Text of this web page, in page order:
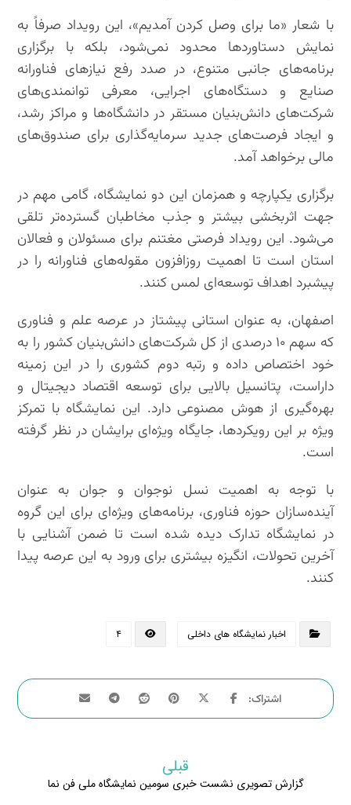
با شعار «ما برای وصل کردن آمدیم»، این رویداد صرفاً به
نمایش دستاوردها محدود نمی‌شود، بلکه با برگزاری
برنامه‌های جانبی متنوع، در صدد رفع نیازهای فناورانه
صنایع و دستگاه‌های اجرایی، معرفی توانمندی‌های
شرکت‌های دانش‌بنیان مستقر در دانشگاه‌ها و مراکز رشد،
و ایجاد فرصت‌های جدید سرمایه‌گذاری برای صندوق‌های
مالی برخواهد آمد.
برگزاری یکپارچه و همزمان این دو نمایشگاه، گامی مهم در
جهت اثربخشی بیشتر و جذب مخاطبان گسترده‌تر تلقی
می‌شود. این رویداد فرصتی مغتنم برای مسئولان و فعالان
استان است تا اهمیت روزافزون مقوله‌های فناورانه را در
پیشبرد اهداف توسعه‌ای لمس کنند.
اصفهان، به عنوان استانی پیشتاز در عرصه علم و فناوری
که سهم ۱۰ درصدی از کل شرکت‌های دانش‌بنیان کشور را به
خود اختصاص داده و رتبه دوم کشوری را در این زمینه
داراست، پتانسیل بالایی برای توسعه اقتصاد دیجیتال و
بهره‌گیری از هوش مصنوعی دارد. این نمایشگاه با تمرکز
ویژه بر این رویکردها، جایگاه ویژه‌ای برایشان در نظر گرفته
است.
با توجه به اهمیت نسل نوجوان و جوان به عنوان
آینده‌سازان حوزه فناوری، برنامه‌های ویژه‌ای برای این گروه
در نمایشگاه تدارک دیده شده است تا ضمن آشنایی با
آخرین تحولات، انگیزه بیشتری برای ورود به این عرصه پیدا
کنند.
اخبار نمایشگاه های داخلی ۴
قبلی
گزارش تصویری نشست خبری سومین نمایشگاه ملی فن نما